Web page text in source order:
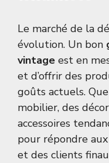
Le marché de la
évolution. Un bon
vintage est en
et d’offrir des
goûts actuels.
mobilier, des
accessoires
pour répondre
et des clients